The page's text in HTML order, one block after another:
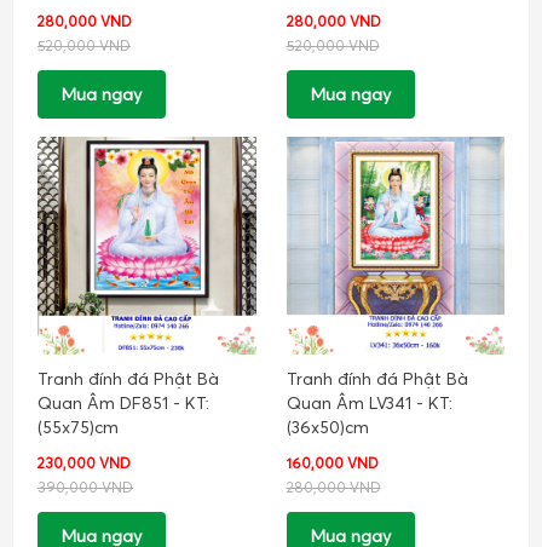
280,000 VND
520,000 VND
Mua ngay
280,000 VND
520,000 VND
Mua ngay
Tranh đính đá Phật Bà
Quan Âm DF851 - KT:
(55x75)cm
230,000 VND
390,000 VND
Mua ngay
Tranh đính đá Phật Bà
Quan Âm LV341 - KT:
(36x50)cm
160,000 VND
280,000 VND
Mua ngay